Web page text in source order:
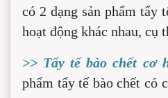
có 2 dạng sản phẩm tẩy
hoạt động khác nhau, cụ
>> Tẩy tế bào chết cơ
phẩm tẩy tế bào chết có